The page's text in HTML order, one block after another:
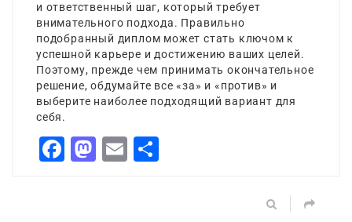
и ответственный шаг, который требует
внимательного подхода. Правильно
подобранный диплом может стать ключом к
успешной карьере и достижению ваших целей.
Поэтому, прежде чем принимать окончательное
решение, обдумайте все «за» и «против» и
выберите наиболее подходящий вариант для
себя.
Facebook
Mastodon
Email